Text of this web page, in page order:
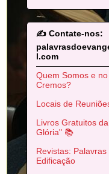
✍️ Contate-nos:
l.com
Quem Somos e
Cremos?
Locais de
Livros Gratuitos
Glória" 📚
Revistas: Palavras
Edificação